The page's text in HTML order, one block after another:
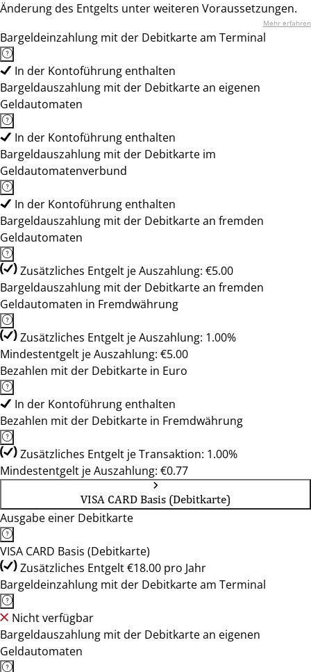
Änderung des Entgelts unter weiteren Voraussetzungen.
Mehr erfahren
Bargeldeinzahlung mit der Debitkarte am Terminal
In der Kontoführung enthalten
Bargeldauszahlung mit der Debitkarte an eigenen
Geldautomaten
In der Kontoführung enthalten
Bargeldauszahlung mit der Debitkarte im
Geldautomatenverbund
In der Kontoführung enthalten
Bargeldauszahlung mit der Debitkarte an fremden
Geldautomaten
Zusätzliches Entgelt je Auszahlung: €5.00
Bargeldauszahlung mit der Debitkarte an fremden
Geldautomaten in Fremdwährung
Zusätzliches Entgelt je Auszahlung: 1.00%
Mindestentgelt je Auszahlung: €5.00
Bezahlen mit der Debitkarte in Euro
In der Kontoführung enthalten
Bezahlen mit der Debitkarte in Fremdwährung
Zusätzliches Entgelt je Transaktion: 1.00%
Mindestentgelt je Auszahlung: €0.77
VISA CARD Basis (Debitkarte)
Ausgabe einer Debitkarte
VISA CARD Basis (Debitkarte)
Zusätzliches Entgelt €18.00 pro Jahr
Bargeldeinzahlung mit der Debitkarte am Terminal
Nicht verfügbar
Bargeldauszahlung mit der Debitkarte an eigenen
Geldautomaten